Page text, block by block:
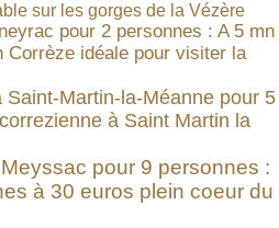
sur les gorges de la Vézère
pour 2 personnes : A 5 mn
Corrèze idéale pour visiter la
Martin-la-Méanne pour 5
à Saint Martin la
pour 9 personnes :
à 30 euros plein coeur du